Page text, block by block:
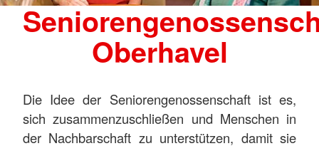
Oberhavel
Die Idee der Seniorengenossenschaft ist es,
sich zusammenzuschließen und Menschen in
der Nachbarschaft zu unterstützen, damit sie